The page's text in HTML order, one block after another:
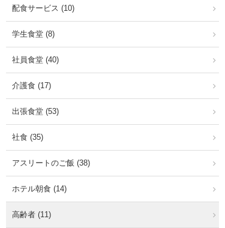
配食サービス (10)
学生食堂 (8)
社員食堂 (40)
介護食 (17)
出張食堂 (53)
社食 (35)
アスリートのご飯 (38)
ホテル朝食 (14)
高齢者 (11)